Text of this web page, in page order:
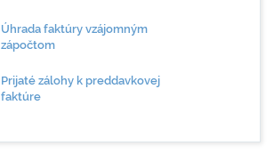
Úhrada faktúry vzájomným
zápočtom
Prijaté zálohy k preddavkovej
faktúre